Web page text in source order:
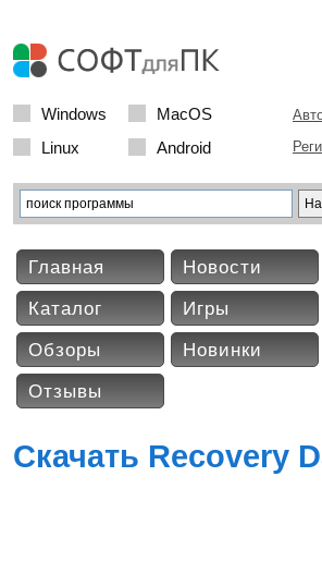
Windows
MacOS
Linux
Android
Главная
Новости
Каталог
Игры
Обзоры
Новинки
Отзывы
Скачать Recovery